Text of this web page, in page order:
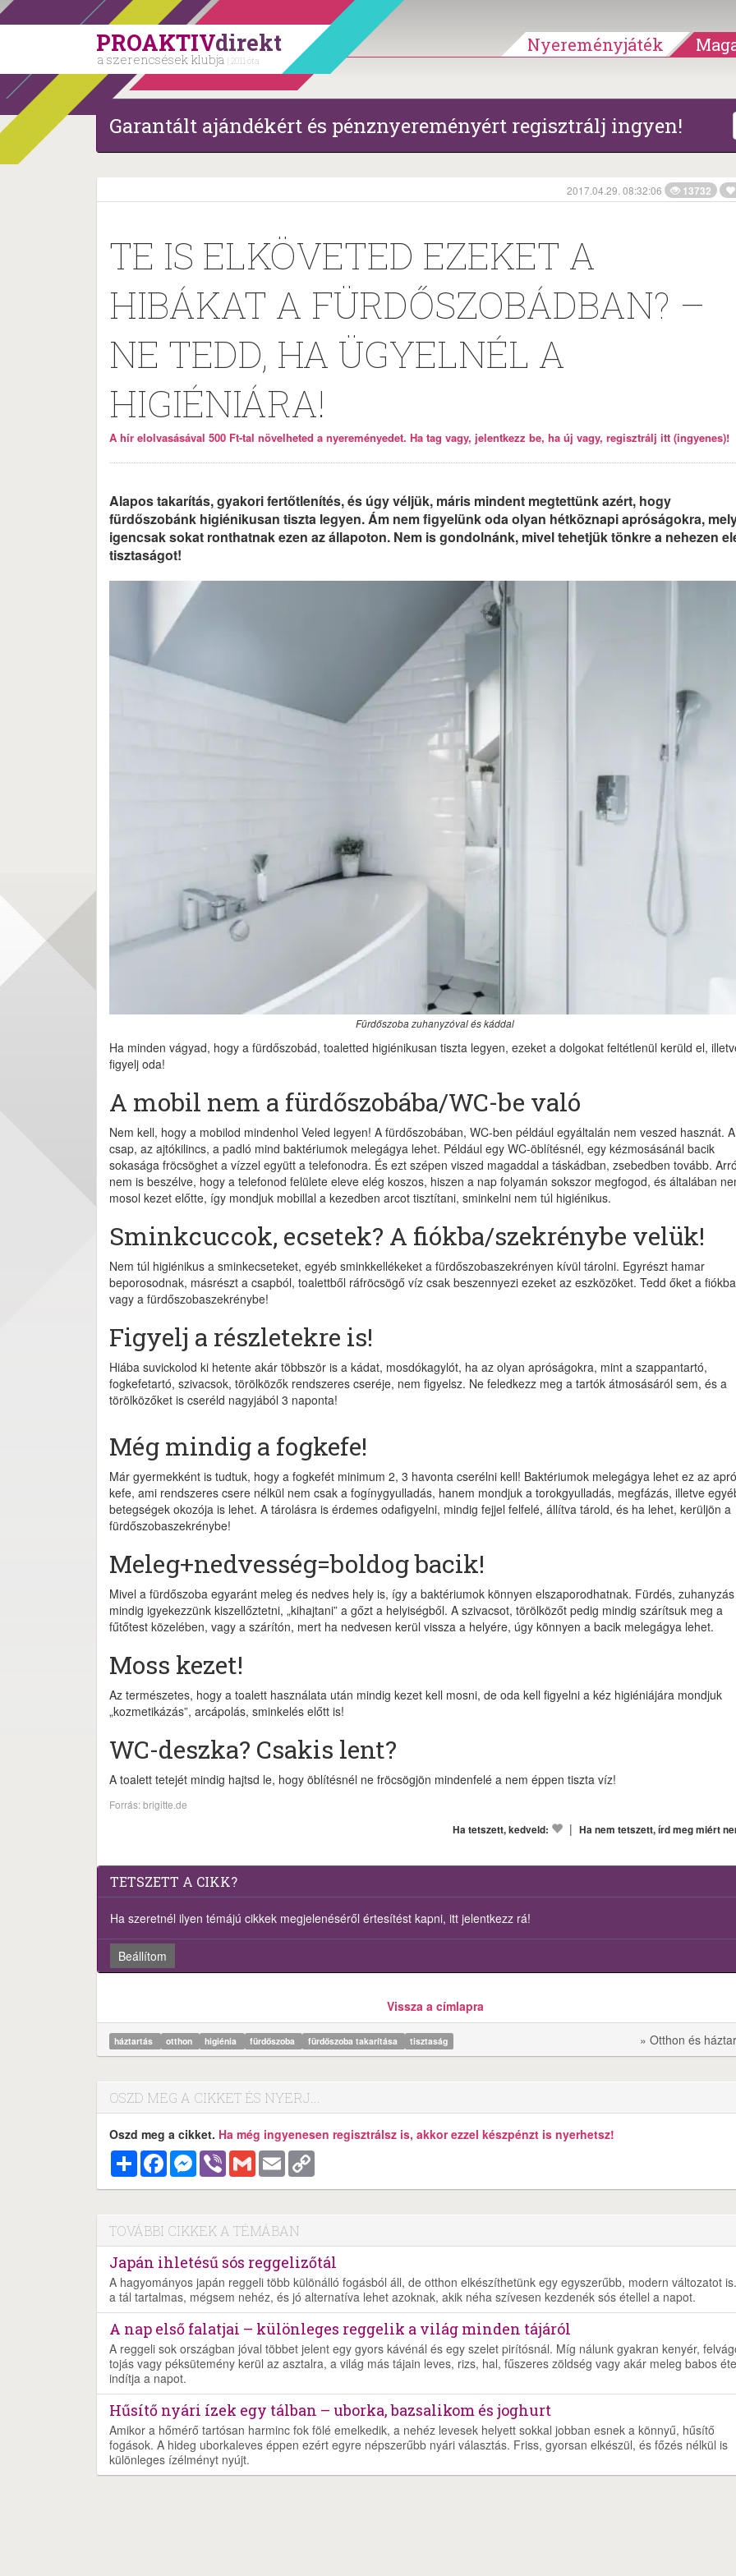
PROAKTIVdirekt
a szerencsések klubja | 2011 óta
Nyereményjáték
Garantált ajándékért és pénznyereményért regisztrálj ingyen!
2017.04.29. 08:32:06 13732
TE IS ELKÖVETED EZEKET A
HIBÁKAT A FÜRDŐSZOBÁDBAN? –
NE TEDD, HA ÜGYELNÉL A
HIGIÉNIÁRA!
A hír elolvasásával 500 Ft-tal növelheted a nyereményedet. Ha tag vagy, jelentkezz be, ha új vagy, regisztrálj itt (ingyenes)!
Alapos takarítás, gyakori fertőtlenítés, és úgy véljük, máris mindent megtettünk azért, hogy
fürdőszobánk higiénikusan tiszta legyen. Ám nem figyelünk oda olyan hétköznapi apróságokra,
igencsak sokat ronthatnak ezen az állapoton. Nem is gondolnánk, mivel tehetjük tönkre a nehezen
tisztaságot!
Fürdőszoba zuhanyzóval és káddal
Ha minden vágyad, hogy a fürdőszobád, toaletted higiénikusan tiszta legyen, ezeket a dolgokat feltétlenül kerüld el,
figyelj oda!
A mobil nem a fürdőszobába/WC-be való
Nem kell, hogy a mobilod mindenhol Veled legyen! A fürdőszobában, WC-ben például egyáltalán nem veszed hasznát. A
csap, az ajtókilincs, a padló mind baktériumok melegágya lehet. Például egy WC-öblítésnél, egy kézmosásánál bacik
sokasága fröcsöghet a vízzel együtt a telefonodra. És ezt szépen viszed magaddal a táskádban, zsebedben tovább.
nem is beszélve, hogy a telefonod felülete eleve elég koszos, hiszen a nap folyamán sokszor megfogod, és általában
mosol kezet előtte, így mondjuk mobillal a kezedben arcot tisztítani, sminkelni nem túl higiénikus.
Sminkcuccok, ecsetek? A fiókba/szekrénybe velük!
Nem túl higiénikus a sminkecseteket, egyéb sminkkellékeket a fürdőszobaszekrényen kívül tárolni. Egyrészt hamar
beporosodnak, másrészt a csapból, toalettből ráfröcsögő víz csak beszennyezi ezeket az eszközöket. Tedd őket a fiókba
vagy a fürdőszobaszekrénybe!
Figyelj a részletekre is!
Hiába suvickolod ki hetente akár többször is a kádat, mosdókagylót, ha az olyan apróságokra, mint a szappantartó,
fogkefetartó, szivacsok, törölközők rendszeres cseréje, nem figyelsz. Ne feledkezz meg a tartók átmosásáról sem, és a
törölközőket is cseréld nagyjából 3 naponta!
Még mindig a fogkefe!
Már gyermekként is tudtuk, hogy a fogkefét minimum 2, 3 havonta cserélni kell! Baktériumok melegágya lehet ez az
kefe, ami rendszeres csere nélkül nem csak a fogínygyulladás, hanem mondjuk a torokgyulladás, megfázás, illetve
betegségek okozója is lehet. A tárolásra is érdemes odafigyelni, mindig fejjel felfelé, állítva tárold, és ha lehet, kerüljön a
fürdőszobaszekrénybe!
Meleg+nedvesség=boldog bacik!
Mivel a fürdőszoba egyaránt meleg és nedves hely is, így a baktériumok könnyen elszaporodhatnak. Fürdés,
mindig igyekezzünk kiszellőztetni, „kihajtani” a gőzt a helyiségből. A szivacsot, törölközőt pedig mindig szárítsuk meg a
fűtőtest közelében, vagy a szárítón, mert ha nedvesen kerül vissza a helyére, úgy könnyen a bacik melegágya lehet.
Moss kezet!
Az természetes, hogy a toalett használata után mindig kezet kell mosni, de oda kell figyelni a kéz higiéniájára mondjuk
„kozmetikázás”, arcápolás, sminkelés előtt is!
WC-deszka? Csakis lent?
A toalett tetejét mindig hajtsd le, hogy öblítésnél ne fröcsögjön mindenfelé a nem éppen tiszta víz!
Forrás: brigitte.de
Ha tetszett, kedveld:
| Ha nem tetszett, írd meg miért
TETSZETT A CIKK?
Ha szeretnél ilyen témájú cikkek megjelenéséről értesítést kapni, itt jelentkezz rá!
Beállítom
Vissza a címlapra
háztartás otthon higiénia fürdőszoba fürdőszoba takarítása tisztaság » Otthon és
OSZD MEG A CIKKET ÉS NYERJ...
Oszd meg a cikket. Ha még ingyenesen regisztrálsz is, akkor ezzel készpénzt is nyerhetsz!
MegosztásFacebookMessenger
Viber Gmail Email
TOVÁBBI CIKKEK A TÉMÁBAN
Japán ihletésű sós reggelizőtál
A hagyományos japán reggeli több különálló fogásból áll, de otthon elkészíthetünk egy egyszerűbb, modern változatot
a tál tartalmas, mégsem nehéz, és jó alternatíva lehet azoknak, akik néha szívesen kezdenék sós étellel a napot.
A nap első falatjai – különleges reggelik a világ minden tájáról
A reggeli sok országban jóval többet jelent egy gyors kávénál és egy szelet pirítósnál. Míg nálunk gyakran kenyér,
tojás vagy péksütemény kerül az asztalra, a világ más tájain leves, rizs, hal, fűszeres zöldség vagy akár meleg babos
indítja a napot.
Hűsítő nyári ízek egy tálban – uborka, bazsalikom és joghurt
Amikor a hőmérő tartósan harminc fok fölé emelkedik, a nehéz levesek helyett sokkal jobban esnek a könnyű, hűsítő
fogások. A hideg uborkaleves éppen ezért egyre népszerűbb nyári választás. Friss, gyorsan elkészül, és főzés nélkül is
különleges ízélményt nyújt.